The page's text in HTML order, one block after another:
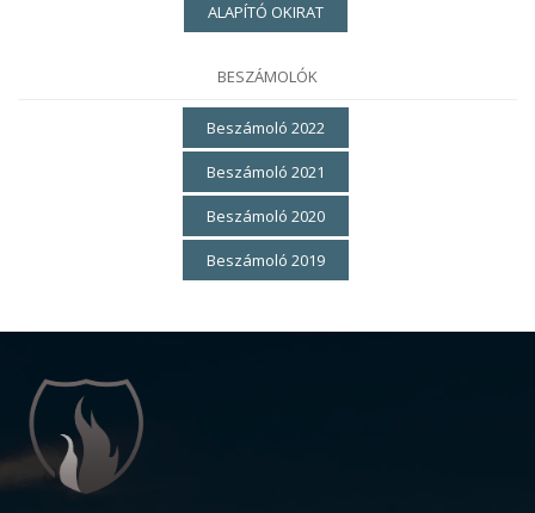
ALAPÍTÓ OKIRAT
BESZÁMOLÓK
Beszámoló 2022
Beszámoló 2021
Beszámoló 2020
Beszámoló 2019